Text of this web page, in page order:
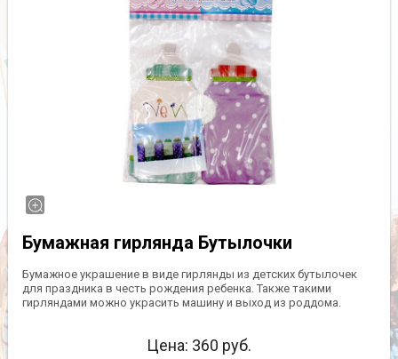
Бумажная гирлянда Бутылочки
Бумажное украшение в виде гирлянды из детских бутылочек
для праздника в честь рождения ребенка. Также такими
гирляндами можно украсить машину и выход из роддома.
Цена: 360 руб.